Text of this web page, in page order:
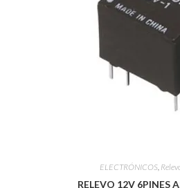
ELECTRÓNICOS
RELEVO 12V 6PINES